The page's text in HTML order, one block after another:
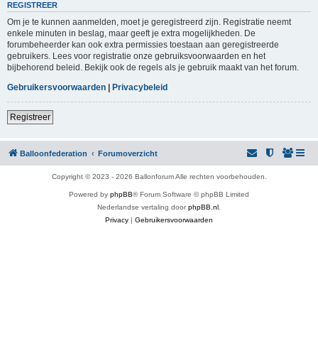
REGISTREER
Om je te kunnen aanmelden, moet je geregistreerd zijn. Registratie neemt
enkele minuten in beslag, maar geeft je extra mogelijkheden. De
forumbeheerder kan ook extra permissies toestaan aan geregistreerde
gebruikers. Lees voor registratie onze gebruiksvoorwaarden en het
bijbehorend beleid. Bekijk ook de regels als je gebruik maakt van het forum.
Gebruikersvoorwaarden | Privacybeleid
Registreer
Balloonfederation Forumoverzicht
Copyright © 2023 - 2026 Ballonforum Alle rechten voorbehouden.
Powered by phpBB® Forum Software © phpBB Limited
Nederlandse vertaling doorphpBB.nl
Privacy | Gebruikersvoorwaarden